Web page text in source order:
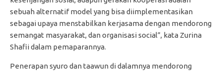
sebuah alternatif model yang bisa diimplementasikan
sebagai upaya menstabilkan kerjasama dengan mendorong
semangat masyarakat, dan organisasi social”, kata Zurina
Shafii dalam pemaparannya.
Penerapan syuro dan taawun di dalamnya mendorong